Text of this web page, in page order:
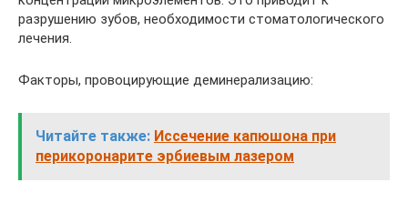
разрушению зубов, необходимости стоматологического
лечения.
Факторы, провоцирующие деминерализацию:
Читайте также: Иссечение капюшона при
перикоронарите эрбиевым лазером